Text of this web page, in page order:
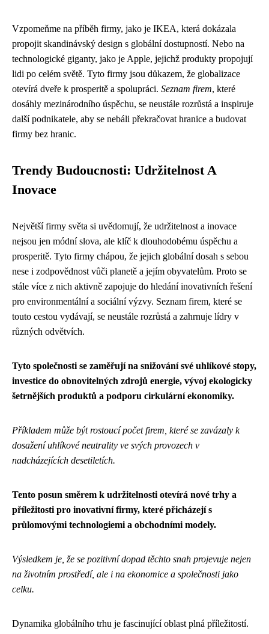
Vzpomeňme na příběh firmy, jako je IKEA, která dokázala
propojit skandinávský design s globální dostupností. Nebo na
technologické giganty, jako je Apple, jejichž produkty propojují
lidi po celém světě. Tyto firmy jsou důkazem, že globalizace
otevírá dveře k prosperitě a spolupráci. Seznam firem, které
dosáhly mezinárodního úspěchu, se neustále rozrůstá a inspiruje
další podnikatele, aby se nebáli překračovat hranice a budovat
firmy bez hranic.
Trendy Budoucnosti: Udržitelnost A
Inovace
Největší firmy světa si uvědomují, že udržitelnost a inovace
nejsou jen módní slova, ale klíč k dlouhodobému úspěchu a
prosperitě. Tyto firmy chápou, že jejich globální dosah s sebou
nese i zodpovědnost vůči planetě a jejím obyvatelům. Proto se
stále více z nich aktivně zapojuje do hledání inovativních řešení
pro environmentální a sociální výzvy. Seznam firem, které se
touto cestou vydávají, se neustále rozrůstá a zahrnuje lídry v
různých odvětvích.
Tyto společnosti se zaměřují na snižování své uhlíkové stopy,
investice do obnovitelných zdrojů energie, vývoj ekologicky
šetrnějších produktů a podporu cirkulární ekonomiky.
Příkladem může být rostoucí počet firem, které se zavázaly k
dosažení uhlíkové neutrality ve svých provozech v
nadcházejících desetiletích.
Tento posun směrem k udržitelnosti otevírá nové trhy a
příležitosti pro inovativní firmy, které přicházejí s
průlomovými technologiemi a obchodními modely.
Výsledkem je, že se pozitivní dopad těchto snah projevuje nejen
na životním prostředí, ale i na ekonomice a společnosti jako
celku.
Dynamika globálního trhu je fascinující oblast plná příležitostí.